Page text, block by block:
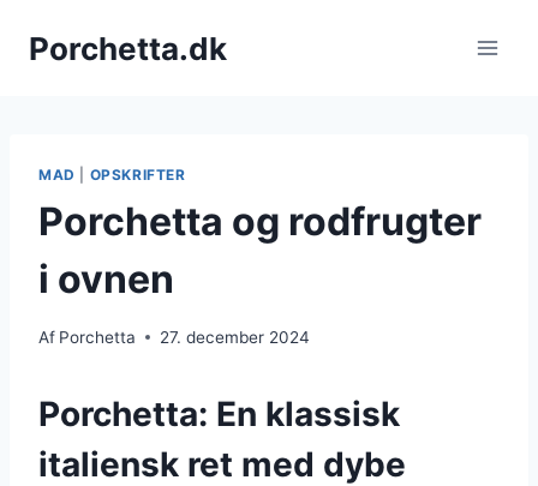
Porchetta.dk
MAD OPSKRIFTER
Porchetta og rodfrugter
i ovnen
Af Porchetta 27. december 2024
Porchetta: En klassisk
italiensk ret med dybe